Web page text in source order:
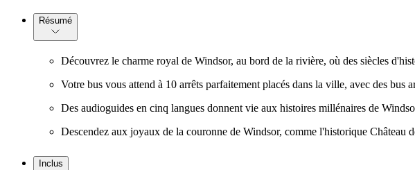
Résumé
Découvrez le charme royal de Windsor, au bord de la rivière, où des siècles
Votre bus vous attend à 10 arrêts parfaitement placés dans la ville, avec des
Des audioguides en cinq langues donnent vie aux histoires millénaires de
Descendez aux joyaux de la couronne de Windsor, comme l'historique Château
Inclus